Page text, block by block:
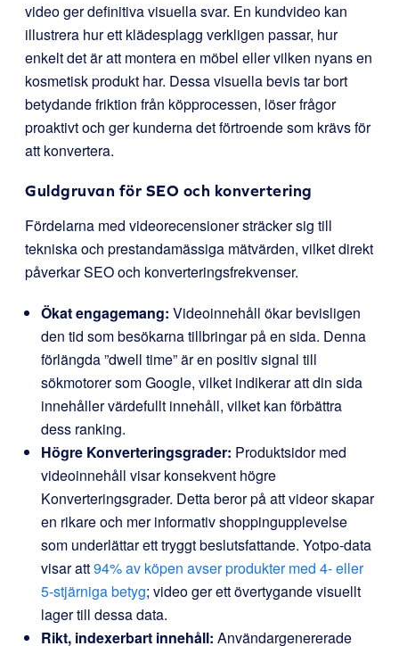
video ger definitiva visuella svar. En kundvideo kan
illustrera hur ett klädesplagg verkligen passar, hur
enkelt det är att montera en möbel eller vilken nyans en
kosmetisk produkt har. Dessa visuella bevis tar bort
betydande friktion från köpprocessen, löser frågor
proaktivt och ger kunderna det förtroende som krävs för
att konvertera.
Guldgruvan för SEO och konvertering
Fördelarna med videorecensioner sträcker sig till
tekniska och prestandamässiga mätvärden, vilket direkt
påverkar SEO och konverteringsfrekvenser.
Ökat engagemang: Videoinnehåll ökar bevisligen
den tid som besökarna tillbringar på en sida. Denna
förlängda ”dwell time” är en positiv signal till
sökmotorer som Google, vilket indikerar att din sida
innehåller värdefullt innehåll, vilket kan förbättra
dess ranking.
Högre Konverteringsgrader: Produktsidor med
videoinnehåll visar konsekvent högre
Konverteringsgrader. Detta beror på att videor skapar
en rikare och mer informativ shoppingupplevelse
som underlättar ett tryggt beslutsfattande. Yotpo-data
visar att94% av köpen avser produkter med 4- eller
5-stjärniga betyg; video ger ett övertygande visuellt
lager till dessa data.
Rikt, indexerbart innehåll: Användargenererade